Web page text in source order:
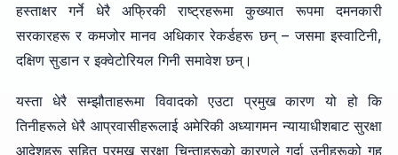
हस्ताक्षर गर्ने धेरै अफ्रिकी राष्ट्रहरूमा कुख्यात रूपमा दमनकारी
सरकारहरू र कमजोर मानव अधिकार रेकर्डहरू छन् – जसमा इस्वाटिनी,
दक्षिण सुडान र इक्वेटोरियल गिनी समावेश छन्।
यस्ता धेरै सम्झौताहरूमा विवादको एउटा प्रमुख कारण यो हो कि
तिनीहरूले धेरै आप्रवासीहरूलाई अमेरिकी अध्यागमन न्यायाधीशबाट सुरक्षा
आदेशहरू सहित प्रमुख सुरक्षा चिन्ताहरूको कारणले गर्दा उनीहरूको गृह